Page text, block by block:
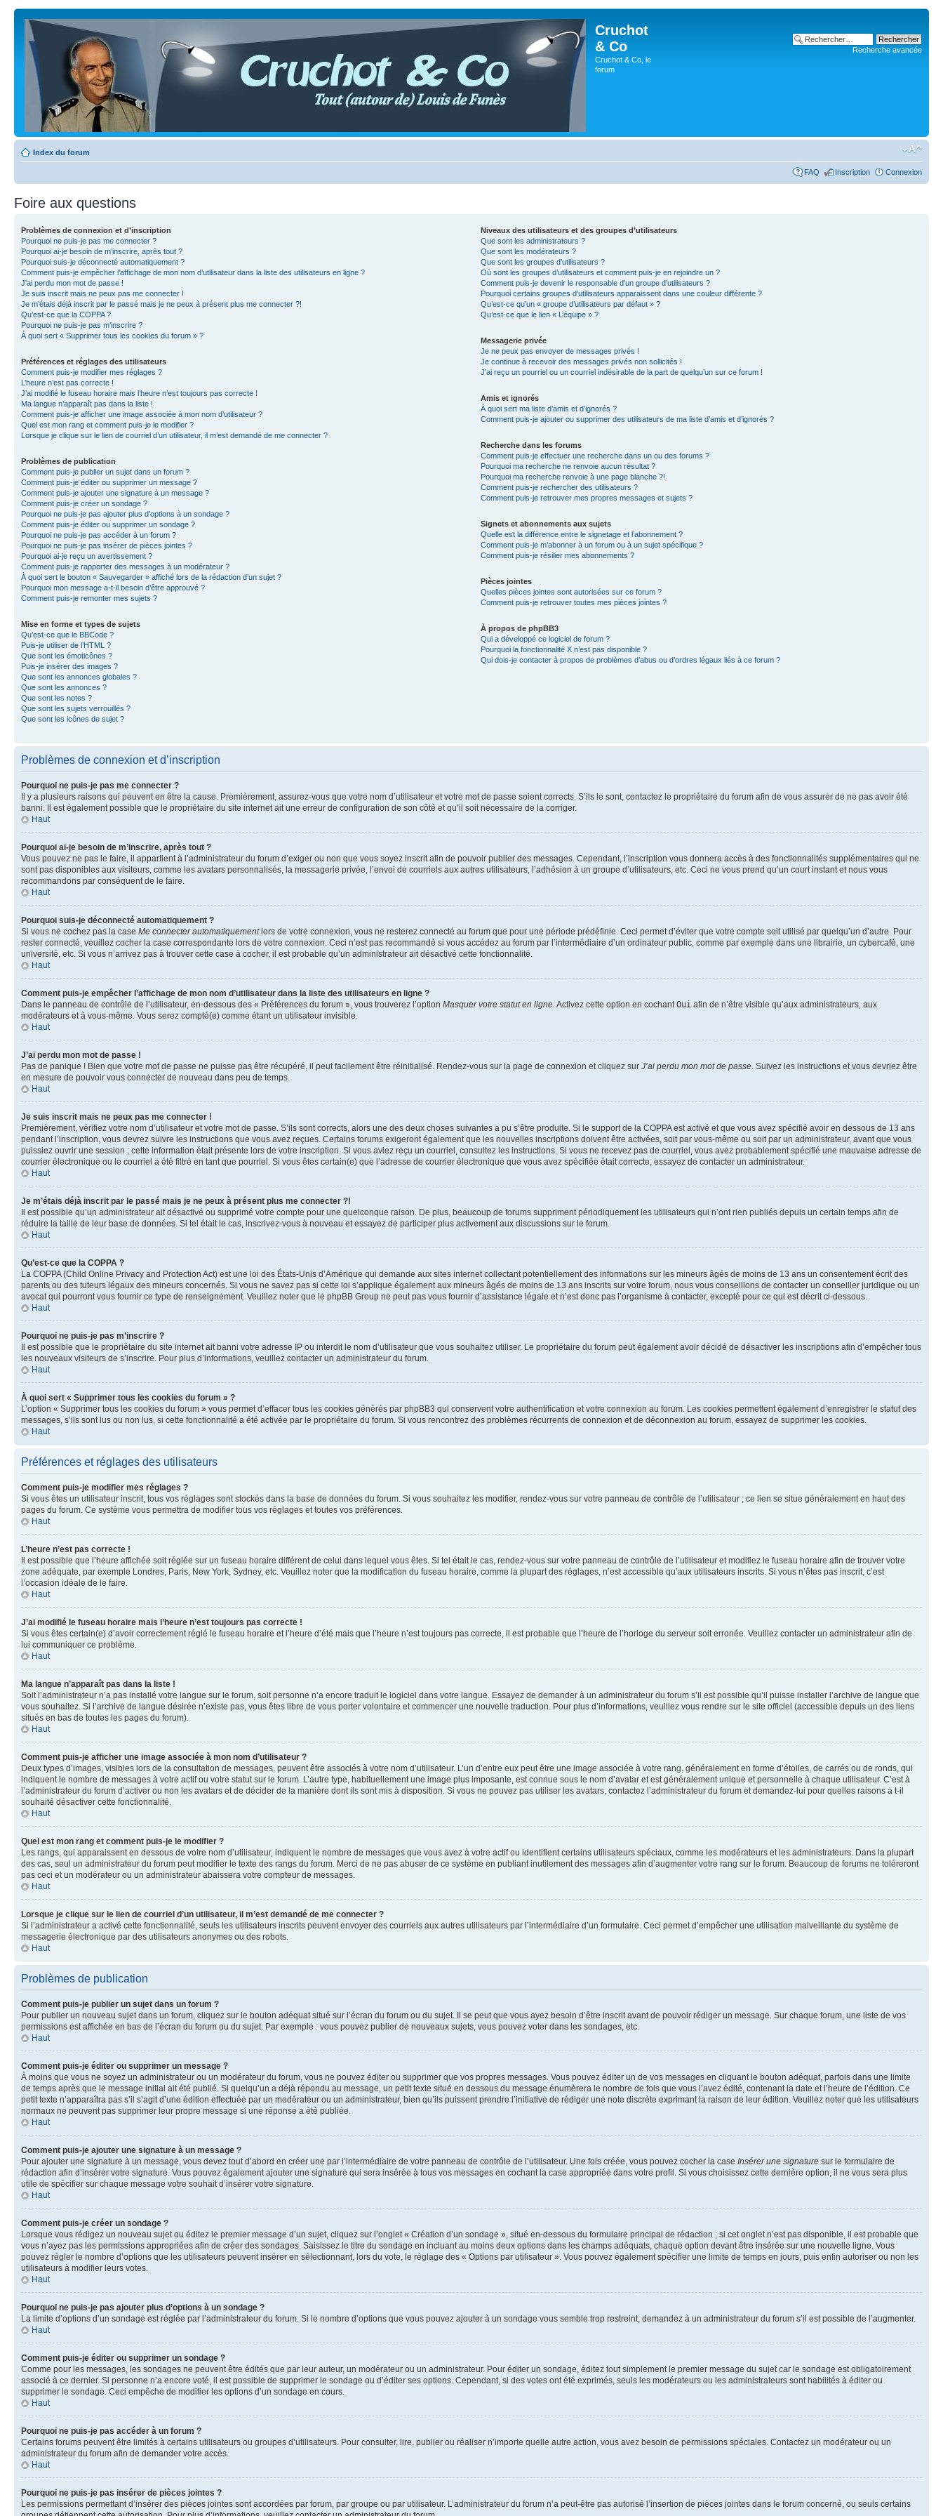
Cruchot
& Co
Cruchot & Co, le
forum
Recherche avancée
Index du forum
FAQ Inscription Connexion
Foire aux questions
Problèmes de connexion et d’inscription
Pourquoi ne puis-je pas me connecter ?
Pourquoi ai-je besoin de m’inscrire, après tout ?
Pourquoi suis-je déconnecté automatiquement ?
Comment puis-je empêcher l’affichage de mon nom d’utilisateur dans la liste des utilisateurs en ligne ?
J’ai perdu mon mot de passe !
Je suis inscrit mais ne peux pas me connecter !
Je m’étais déjà inscrit par le passé mais je ne peux à présent plus me connecter ?!
Qu’est-ce que la COPPA ?
Pourquoi ne puis-je pas m’inscrire ?
À quoi sert « Supprimer tous les cookies du forum » ?
Préférences et réglages des utilisateurs
Comment puis-je modifier mes réglages ?
L’heure n’est pas correcte !
J’ai modifié le fuseau horaire mais l’heure n’est toujours pas correcte !
Ma langue n’apparaît pas dans la liste !
Comment puis-je afficher une image associée à mon nom d’utilisateur ?
Quel est mon rang et comment puis-je le modifier ?
Lorsque je clique sur le lien de courriel d’un utilisateur, il m’est demandé de me connecter ?
Problèmes de publication
Comment puis-je publier un sujet dans un forum ?
Comment puis-je éditer ou supprimer un message ?
Comment puis-je ajouter une signature à un message ?
Comment puis-je créer un sondage ?
Pourquoi ne puis-je pas ajouter plus d’options à un sondage ?
Comment puis-je éditer ou supprimer un sondage ?
Pourquoi ne puis-je pas accéder à un forum ?
Pourquoi ne puis-je pas insérer de pièces jointes ?
Pourquoi ai-je reçu un avertissement ?
Comment puis-je rapporter des messages à un modérateur ?
À quoi sert le bouton « Sauvegarder » affiché lors de la rédaction d’un sujet ?
Pourquoi mon message a-t-il besoin d’être approuvé ?
Comment puis-je remonter mes sujets ?
Mise en forme et types de sujets
Qu’est-ce que le BBCode ?
Puis-je utiliser de l’HTML ?
Que sont les émoticônes ?
Puis-je insérer des images ?
Que sont les annonces globales ?
Que sont les annonces ?
Que sont les notes ?
Que sont les sujets verrouillés ?
Que sont les icônes de sujet ?
Niveaux des utilisateurs et des groupes d’utilisateurs
Que sont les administrateurs ?
Que sont les modérateurs ?
Que sont les groupes d’utilisateurs ?
Où sont les groupes d’utilisateurs et comment puis-je en rejoindre un ?
Comment puis-je devenir le responsable d’un groupe d’utilisateurs ?
Pourquoi certains groupes d’utilisateurs apparaissent dans une couleur différente ?
Qu’est-ce qu’un « groupe d’utilisateurs par défaut » ?
Qu’est-ce que le lien « L’équipe » ?
Messagerie privée
Je ne peux pas envoyer de messages privés !
Je continue à recevoir des messages privés non sollicités !
J’ai reçu un pourriel ou un courriel indésirable de la part de quelqu’un sur ce forum !
Amis et ignorés
À quoi sert ma liste d’amis et d’ignorés ?
Comment puis-je ajouter ou supprimer des utilisateurs de ma liste d’amis et d’ignorés ?
Recherche dans les forums
Comment puis-je effectuer une recherche dans un ou des forums ?
Pourquoi ma recherche ne renvoie aucun résultat ?
Pourquoi ma recherche renvoie à une page blanche ?!
Comment puis-je rechercher des utilisateurs ?
Comment puis-je retrouver mes propres messages et sujets ?
Signets et abonnements aux sujets
Quelle est la différence entre le signetage et l’abonnement ?
Comment puis-je m’abonner à un forum ou à un sujet spécifique ?
Comment puis-je résilier mes abonnements ?
Pièces jointes
Quelles pièces jointes sont autorisées sur ce forum ?
Comment puis-je retrouver toutes mes pièces jointes ?
À propos de phpBB3
Qui a développé ce logiciel de forum ?
Pourquoi la fonctionnalité X n’est pas disponible ?
Qui dois-je contacter à propos de problèmes d’abus ou d’ordres légaux liés à ce forum ?
Problèmes de connexion et d’inscription
Pourquoi ne puis-je pas me connecter ?
Il y a plusieurs raisons qui peuvent en être la cause. Premièrement, assurez-vous que votre nom d’utilisateur et votre mot de passe soient corrects. S’ils le sont, contactez le propriétaire du forum afin de vous assurer de ne pas avoir été
banni. Il est également possible que le propriétaire du site internet ait une erreur de configuration de son côté et qu’il soit nécessaire de la corriger.
Haut
Pourquoi ai-je besoin de m’inscrire, après tout ?
Vous pouvez ne pas le faire, il appartient à l’administrateur du forum d’exiger ou non que vous soyez inscrit afin de pouvoir publier des messages. Cependant, l’inscription vous donnera accès à des fonctionnalités supplémentaires qui ne
sont pas disponibles aux visiteurs, comme les avatars personnalisés, la messagerie privée, l’envoi de courriels aux autres utilisateurs, l’adhésion à un groupe d’utilisateurs, etc. Ceci ne vous prend qu’un court instant et nous vous
recommandons par conséquent de le faire.
Haut
Pourquoi suis-je déconnecté automatiquement ?
Si vous ne cochez pas la case Me connecter automatiquementlors de votre connexion, vous ne resterez connecté au forum que pour une période prédéfinie. Ceci permet d’éviter que votre compte soit utilisé par quelqu’un d’autre. Pour
rester connecté, veuillez cocher la case correspondante lors de votre connexion. Ceci n’est pas recommandé si vous accédez au forum par l’intermédiaire d’un ordinateur public, comme par exemple dans une librairie, un cybercafé, une
université, etc. Si vous n’arrivez pas à trouver cette case à cocher, il est probable qu’un administrateur ait désactivé cette fonctionnalité.
Haut
Comment puis-je empêcher l’affichage de mon nom d’utilisateur dans la liste des utilisateurs en ligne ?
Dans le panneau de contrôle de l’utilisateur, en-dessous des « Préférences du forum », vous trouverez l’option Masquer votre statut en ligne. Activez cette option en cochantOui afin de n’être visible qu’aux administrateurs, aux
modérateurs et à vous-même. Vous serez compté(e) comme étant un utilisateur invisible.
Haut
J’ai perdu mon mot de passe !
Pas de panique ! Bien que votre mot de passe ne puisse pas être récupéré, il peut facilement être réinitialisé. Rendez-vous sur la page de connexion et cliquez sur J’ai perdu mon mot de passe. Suivez les instructions et vous devriez être
en mesure de pouvoir vous connecter de nouveau dans peu de temps.
Haut
Je suis inscrit mais ne peux pas me connecter !
Premièrement, vérifiez votre nom d’utilisateur et votre mot de passe. S’ils sont corrects, alors une des deux choses suivantes a pu s’être produite. Si le support de la COPPA est activé et que vous avez spécifié avoir en dessous de 13 ans
pendant l’inscription, vous devrez suivre les instructions que vous avez reçues. Certains forums exigeront également que les nouvelles inscriptions doivent être activées, soit par vous-même ou soit par un administrateur, avant que vous
puissiez ouvrir une session ; cette information était présente lors de votre inscription. Si vous aviez reçu un courriel, consultez les instructions. Si vous ne recevez pas de courriel, vous avez probablement spécifié une mauvaise adresse de
courrier électronique ou le courriel a été filtré en tant que pourriel. Si vous êtes certain(e) que l’adresse de courrier électronique que vous avez spécifiée était correcte, essayez de contacter un administrateur.
Haut
Je m’étais déjà inscrit par le passé mais je ne peux à présent plus me connecter ?!
Il est possible qu’un administrateur ait désactivé ou supprimé votre compte pour une quelconque raison. De plus, beaucoup de forums suppriment périodiquement les utilisateurs qui n’ont rien publiés depuis un certain temps afin de
réduire la taille de leur base de données. Si tel était le cas, inscrivez-vous à nouveau et essayez de participer plus activement aux discussions sur le forum.
Haut
Qu’est-ce que la COPPA ?
La COPPA (Child Online Privacy and Protection Act) est une loi des États-Unis d’Amérique qui demande aux sites internet collectant potentiellement des informations sur les mineurs âgés de moins de 13 ans un consentement écrit des
parents ou des tuteurs légaux des mineurs concernés. Si vous ne savez pas si cette loi s’applique également aux mineurs âgés de moins de 13 ans inscrits sur votre forum, nous vous conseillons de contacter un conseiller juridique ou un
avocat qui pourront vous fournir ce type de renseignement. Veuillez noter que le phpBB Group ne peut pas vous fournir d’assistance légale et n’est donc pas l’organisme à contacter, excepté pour ce qui est décrit ci-dessous.
Haut
Pourquoi ne puis-je pas m’inscrire ?
Il est possible que le propriétaire du site internet ait banni votre adresse IP ou interdit le nom d’utilisateur que vous souhaitez utiliser. Le propriétaire du forum peut également avoir décidé de désactiver les inscriptions afin d’empêcher tous
les nouveaux visiteurs de s’inscrire. Pour plus d’informations, veuillez contacter un administrateur du forum.
Haut
À quoi sert « Supprimer tous les cookies du forum » ?
L’option « Supprimer tous les cookies du forum » vous permet d’effacer tous les cookies générés par phpBB3 qui conservent votre authentification et votre connexion au forum. Les cookies permettent également d’enregistrer le statut des
messages, s’ils sont lus ou non lus, si cette fonctionnalité a été activée par le propriétaire du forum. Si vous rencontrez des problèmes récurrents de connexion et de déconnexion au forum, essayez de supprimer les cookies.
Haut
Préférences et réglages des utilisateurs
Comment puis-je modifier mes réglages ?
Si vous êtes un utilisateur inscrit, tous vos réglages sont stockés dans la base de données du forum. Si vous souhaitez les modifier, rendez-vous sur votre panneau de contrôle de l’utilisateur ; ce lien se situe généralement en haut des
pages du forum. Ce système vous permettra de modifier tous vos réglages et toutes vos préférences.
Haut
L’heure n’est pas correcte !
Il est possible que l’heure affichée soit réglée sur un fuseau horaire différent de celui dans lequel vous êtes. Si tel était le cas, rendez-vous sur votre panneau de contrôle de l’utilisateur et modifiez le fuseau horaire afin de trouver votre
zone adéquate, par exemple Londres, Paris, New York, Sydney, etc. Veuillez noter que la modification du fuseau horaire, comme la plupart des réglages, n’est accessible qu’aux utilisateurs inscrits. Si vous n’êtes pas inscrit, c’est
l’occasion idéale de le faire.
Haut
J’ai modifié le fuseau horaire mais l’heure n’est toujours pas correcte !
Si vous êtes certain(e) d’avoir correctement réglé le fuseau horaire et l’heure d’été mais que l’heure n’est toujours pas correcte, il est probable que l’heure de l’horloge du serveur soit erronée. Veuillez contacter un administrateur afin de
lui communiquer ce problème.
Haut
Ma langue n’apparaît pas dans la liste !
Soit l’administrateur n’a pas installé votre langue sur le forum, soit personne n’a encore traduit le logiciel dans votre langue. Essayez de demander à un administrateur du forum s’il est possible qu’il puisse installer l’archive de langue que
vous souhaitez. Si l’archive de langue désirée n’existe pas, vous êtes libre de vous porter volontaire et commencer une nouvelle traduction. Pour plus d’informations, veuillez vous rendre sur le site officiel (accessible depuis un des liens
situés en bas de toutes les pages du forum).
Haut
Comment puis-je afficher une image associée à mon nom d’utilisateur ?
Deux types d’images, visibles lors de la consultation de messages, peuvent être associés à votre nom d’utilisateur. L’un d’entre eux peut être une image associée à votre rang, généralement en forme d’étoiles, de carrés ou de ronds, qui
indiquent le nombre de messages à votre actif ou votre statut sur le forum. L’autre type, habituellement une image plus imposante, est connue sous le nom d’avatar et est généralement unique et personnelle à chaque utilisateur. C’est à
l’administrateur du forum d’activer ou non les avatars et de décider de la manière dont ils sont mis à disposition. Si vous ne pouvez pas utiliser les avatars, contactez l’administrateur du forum et demandez-lui pour quelles raisons a t-il
souhaité désactiver cette fonctionnalité.
Haut
Quel est mon rang et comment puis-je le modifier ?
Les rangs, qui apparaissent en dessous de votre nom d’utilisateur, indiquent le nombre de messages que vous avez à votre actif ou identifient certains utilisateurs spéciaux, comme les modérateurs et les administrateurs. Dans la plupart
des cas, seul un administrateur du forum peut modifier le texte des rangs du forum. Merci de ne pas abuser de ce système en publiant inutilement des messages afin d’augmenter votre rang sur le forum. Beaucoup de forums ne toléreront
pas ceci et un modérateur ou un administrateur abaissera votre compteur de messages.
Haut
Lorsque je clique sur le lien de courriel d’un utilisateur, il m’est demandé de me connecter ?
Si l’administrateur a activé cette fonctionnalité, seuls les utilisateurs inscrits peuvent envoyer des courriels aux autres utilisateurs par l’intermédiaire d’un formulaire. Ceci permet d’empêcher une utilisation malveillante du système de
messagerie électronique par des utilisateurs anonymes ou des robots.
Haut
Problèmes de publication
Comment puis-je publier un sujet dans un forum ?
Pour publier un nouveau sujet dans un forum, cliquez sur le bouton adéquat situé sur l’écran du forum ou du sujet. Il se peut que vous ayez besoin d’être inscrit avant de pouvoir rédiger un message. Sur chaque forum, une liste de vos
permissions est affichée en bas de l’écran du forum ou du sujet. Par exemple : vous pouvez publier de nouveaux sujets, vous pouvez voter dans les sondages, etc.
Haut
Comment puis-je éditer ou supprimer un message ?
À moins que vous ne soyez un administrateur ou un modérateur du forum, vous ne pouvez éditer ou supprimer que vos propres messages. Vous pouvez éditer un de vos messages en cliquant le bouton adéquat, parfois dans une limite
de temps après que le message initial ait été publié. Si quelqu’un a déjà répondu au message, un petit texte situé en dessous du message énumèrera le nombre de fois que vous l’avez édité, contenant la date et l’heure de l’édition. Ce
petit texte n’apparaîtra pas s’il s’agit d’une édition effectuée par un modérateur ou un administrateur, bien qu’ils puissent prendre l’initiative de rédiger une note discrète exprimant la raison de leur édition. Veuillez noter que les utilisateurs
normaux ne peuvent pas supprimer leur propre message si une réponse a été publiée.
Haut
Comment puis-je ajouter une signature à un message ?
Pour ajouter une signature à un message, vous devez tout d’abord en créer une par l’intermédiaire de votre panneau de contrôle de l’utilisateur. Une fois créée, vous pouvez cocher la case Insérer une signature sur le formulaire de
rédaction afin d’insérer votre signature. Vous pouvez également ajouter une signature qui sera insérée à tous vos messages en cochant la case appropriée dans votre profil. Si vous choisissez cette dernière option, il ne vous sera plus
utile de spécifier sur chaque message votre souhait d’insérer votre signature.
Haut
Comment puis-je créer un sondage ?
Lorsque vous rédigez un nouveau sujet ou éditez le premier message d’un sujet, cliquez sur l’onglet « Création d’un sondage », situé en-dessous du formulaire principal de rédaction ; si cet onglet n’est pas disponible, il est probable que
vous n’ayez pas les permissions appropriées afin de créer des sondages. Saisissez le titre du sondage en incluant au moins deux options dans les champs adéquats, chaque option devant être insérée sur une nouvelle ligne. Vous
pouvez régler le nombre d’options que les utilisateurs peuvent insérer en sélectionnant, lors du vote, le réglage des « Options par utilisateur ». Vous pouvez également spécifier une limite de temps en jours, puis enfin autoriser ou non les
utilisateurs à modifier leurs votes.
Haut
Pourquoi ne puis-je pas ajouter plus d’options à un sondage ?
La limite d’options d’un sondage est réglée par l’administrateur du forum. Si le nombre d’options que vous pouvez ajouter à un sondage vous semble trop restreint, demandez à un administrateur du forum s’il est possible de l’augmenter.
Haut
Comment puis-je éditer ou supprimer un sondage ?
Comme pour les messages, les sondages ne peuvent être édités que par leur auteur, un modérateur ou un administrateur. Pour éditer un sondage, éditez tout simplement le premier message du sujet car le sondage est obligatoirement
associé à ce dernier. Si personne n’a encore voté, il est possible de supprimer le sondage ou d’éditer ses options. Cependant, si des votes ont été exprimés, seuls les modérateurs ou les administrateurs sont habilités à éditer ou
supprimer le sondage. Ceci empêche de modifier les options d’un sondage en cours.
Haut
Pourquoi ne puis-je pas accéder à un forum ?
Certains forums peuvent être limités à certains utilisateurs ou groupes d’utilisateurs. Pour consulter, lire, publier ou réaliser n’importe quelle autre action, vous avez besoin de permissions spéciales. Contactez un modérateur ou un
administrateur du forum afin de demander votre accès.
Haut
Pourquoi ne puis-je pas insérer de pièces jointes ?
Les permissions permettant d’insérer des pièces jointes sont accordées par forum, par groupe ou par utilisateur. L’administrateur du forum n’a peut-être pas autorisé l’insertion de pièces jointes dans le forum concerné, ou seuls certains